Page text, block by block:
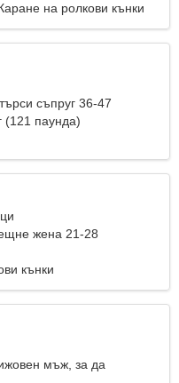
на ролкови кънки
съпруг 36-47
(121 паунда)
жена 21-28
кънки
мъж, за да